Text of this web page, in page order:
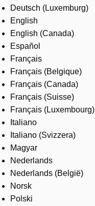
Contact us
Careers
Deutsch (Luxemburg)
English
English (Canada)
Español
Français
Français (Belgique)
Français (Canada)
Français (Suisse)
Français (Luxembourg)
Italiano
Italiano (Svizzera)
Magyar
Nederlands
Nederlands (België)
Norsk
Polski